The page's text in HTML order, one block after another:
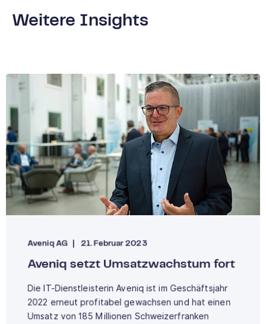
Weitere Insights
Aveniq AG 21. Februar 2023
Aveniq setzt Umsatzwachstum fort
Die IT-Dienstleisterin Aveniq ist im Geschäftsjahr
2022 erneut profitabel gewachsen und hat einen
Umsatz von 185 Millionen Schweizerfranken